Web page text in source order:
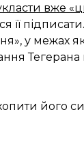
вже
її підписати.
у межах
його